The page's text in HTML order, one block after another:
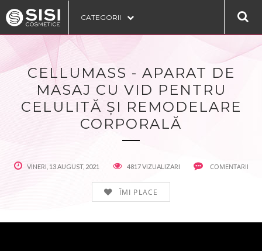
CATEGORII
CELLUMASS - APARAT DE
MASAJ CU VID PENTRU
CELULITĂ ȘI REMODELARE
CORPORALĂ
VINERI, 13 AUGUST, 2021 4817 VIZUALIZARI COMENTARII
ÎMI PLACE